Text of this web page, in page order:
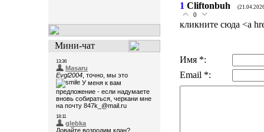
Мини-чат
1 Cliftonbuh
0
кликните сюда <a
Имя *:
Email *: